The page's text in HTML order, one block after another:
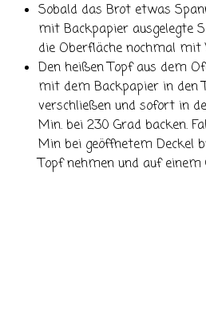
Sobald das Brot etwas
mit Backpapier ausgelegte
die Oberfläche nochmal
Den heißen Topf aus dem
mit dem Backpapier in den
verschließen und sofort in
Min. bei 230 Grad backen.
Min bei geöffnetem Deckel
Topf nehmen und auf